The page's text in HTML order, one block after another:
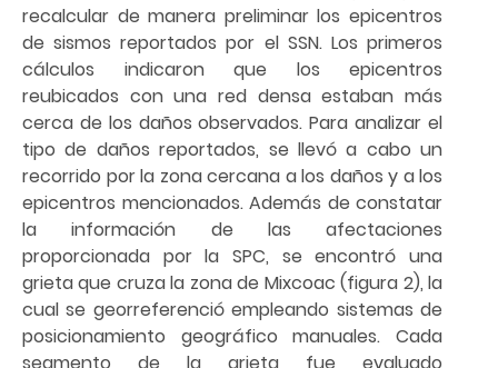
recalcular de manera preliminar los epicentros
de sismos reportados por el SSN. Los primeros
cálculos indicaron que los epicentros
reubicados con una red densa estaban más
cerca de los daños observados. Para analizar el
tipo de daños reportados, se llevó a cabo un
recorrido por la zona cercana a los daños y a los
epicentros mencionados. Además de constatar
la información de las afectaciones
proporcionada por la SPC, se encontró una
grieta que cruza la zona de Mixcoac (figura 2), la
cual se georreferenció empleando sistemas de
posicionamiento geográfico manuales. Cada